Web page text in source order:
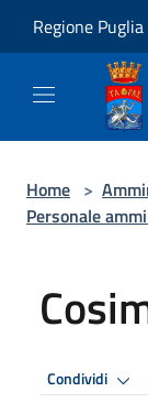
Regione Puglia
Home >
Personale
Condividi